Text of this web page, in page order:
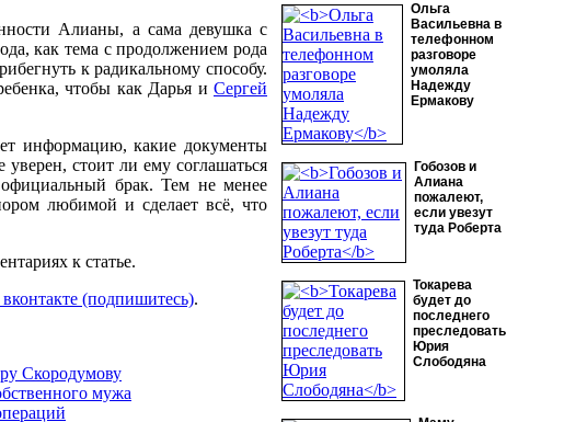
Ольга
Васильевна в
телефонном
разговоре
умоляла
Надежду
Ермакову
Гобозов и
Алиана
пожалеют,
если увезут
туда Роберта
Токарева
будет до
последнего
преследовать
Юрия
Слободяна
Алианы, а сама девушка с
как тема с продолжением рода
к радикальному способу.
чтобы как Дарья и Сергей
информацию, какие документы
стоит ли ему соглашаться
официальный брак. Тем не менее
любимой и сделает всё, что
к статье.
(подпишитесь).
Скородумову
мужа